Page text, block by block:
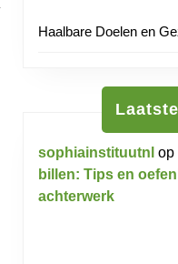
Haalbare Doelen en
sophiainstituutnl op
billen: Tips en
achterwerk